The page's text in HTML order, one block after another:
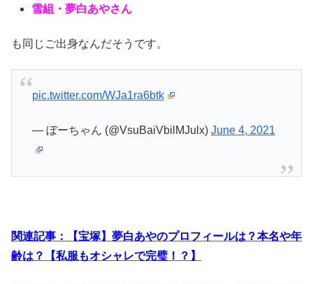
雪組・夢白あやさん
も同じご出身なんだそうです。
pic.twitter.com/WJa1ra6btk
— ぼーちゃん (@VsuBaiVbilMJulx) June 4, 2021
関連記事：【宝塚】夢白あやのプロフィールは？本名や年
齢は？【私服もオシャレで完璧！？】